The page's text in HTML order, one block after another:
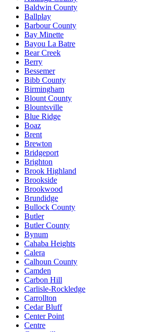
Baldwin County
Ballplay
Barbour County
Bay Minette
Bayou La Batre
Bear Creek
Berry
Bessemer
Bibb County
Birmingham
Blount County
Blountsville
Blue Ridge
Boaz
Brent
Brewton
Bridgeport
Brighton
Brook Highland
Brookside
Brookwood
Brundidge
Bullock County
Butler
Butler County
Bynum
Cahaba Heights
Calera
Calhoun County
Camden
Carbon Hill
Carlisle-Rockledge
Carrollton
Cedar Bluff
Center Point
Centre